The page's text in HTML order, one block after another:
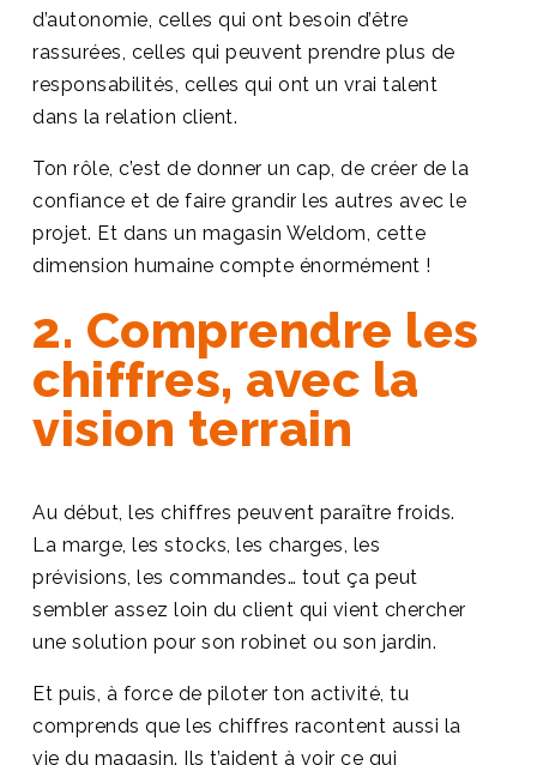
d’autonomie, celles qui ont besoin d’être
rassurées, celles qui peuvent prendre plus de
responsabilités, celles qui ont un vrai talent
dans la relation client.
Ton rôle, c’est de donner un cap, de créer de la
confiance et de faire grandir les autres avec le
projet. Et dans un magasin Weldom, cette
dimension humaine compte énormément !
2. Comprendre les
chiffres, avec la
vision terrain
Au début, les chiffres peuvent paraître froids.
La marge, les stocks, les charges, les
prévisions, les commandes… tout ça peut
sembler assez loin du client qui vient chercher
une solution pour son robinet ou son jardin.
Et puis, à force de piloter ton activité, tu
comprends que les chiffres racontent aussi la
vie du magasin. Ils t’aident à voir ce qui